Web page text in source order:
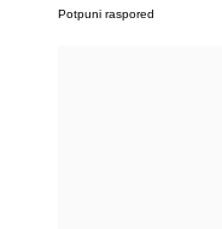
Potpuni raspored